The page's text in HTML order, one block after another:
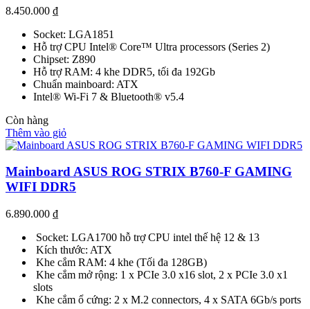
8.450.000 ₫
Socket: LGA1851
Hỗ trợ CPU Intel® Core™ Ultra processors (Series 2)
Chipset: Z890
Hỗ trợ RAM: 4 khe DDR5, tối đa 192Gb
Chuẩn mainboard: ATX
Intel® Wi-Fi 7 & Bluetooth® v5.4
Còn hàng
Thêm vào giỏ
Mainboard ASUS ROG STRIX B760-F GAMING
WIFI DDR5
6.890.000 ₫
Socket: LGA1700 hỗ trợ CPU intel thế hệ 12 & 13
Kích thước: ATX
Khe cắm RAM: 4 khe (Tối đa 128GB)
Khe cắm mở rộng: 1 x PCIe 3.0 x16 slot, 2 x PCIe 3.0 x1
slots
Khe cắm ổ cứng: 2 x M.2 connectors, 4 x SATA 6Gb/s ports